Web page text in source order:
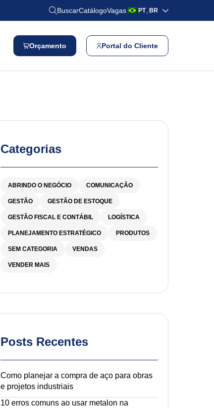
BuscarCatálogoVagas PT_BR
Orçamento Portal do Cliente
Categorias
ABRINDO O NEGÓCIO COMUNICAÇÃO
GESTÃO GESTÃO DE ESTOQUE
GESTÃO FISCAL E CONTÁBIL LOGÍSTICA
PLANEJAMENTO ESTRATÉGICO PRODUTOS
SEM CATEGORIA VENDAS
VENDER MAIS
Posts Recentes
Como planejar a compra de aço para obras
e projetos industriais
10 erros comuns ao usar metalon na